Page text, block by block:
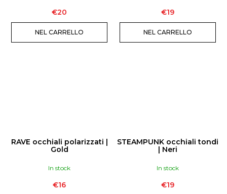
€20
NEL CARRELLO
€19
NEL CARRELLO
RAVE occhiali polarizzati |
Gold
In stock
€16
STEAMPUNK occhiali tondi
| Neri
In stock
€19